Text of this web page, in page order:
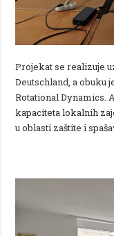
Projekat se realizuje
Deutschland, a obuku
Rotational Dynamics.
kapaciteta lokalnih
u oblasti zaštite i